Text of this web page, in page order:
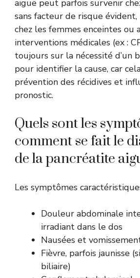
aiguë peut parfois survenir
sans facteur de risque
chez les femmes enceintes ou
interventions médicales (ex :
toujours sur la nécessité d’un
pour identifier la cause, car
prévention des récidives et
pronostic.
Quels sont les
comment se fait le
de la pancréatite
Les symptômes
Douleur abdominale
irradiant dans le dos
Nausées et
Fièvre, parfois jaunisse
biliaire)